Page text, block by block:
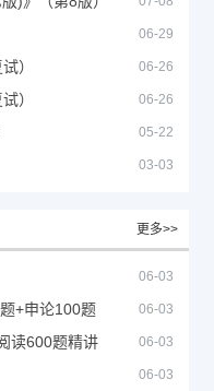
06-29
） 06-26
） 06-26
05-22
03-03
更多>>
06-03
+申论100题 06-03
读600题精讲 06-03
06-03